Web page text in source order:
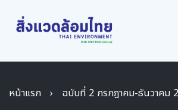
หน้าแรก › ฉบับที่ 2 กรกฎาคม-ธันวาคม